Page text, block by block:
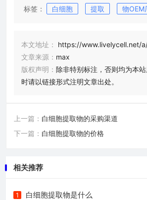
标签： 白细胞 提取 物OEM
本文地址：
https://www.livelycell.net/
文章来源： max
版权声明： 除非特别标注，否则均为本
时请以链接形式注明文章出处。
上一篇： 白细胞提取物的采购渠道
下一篇： 白细胞提取物的价格
相关推荐
1 白细胞提取物是什么